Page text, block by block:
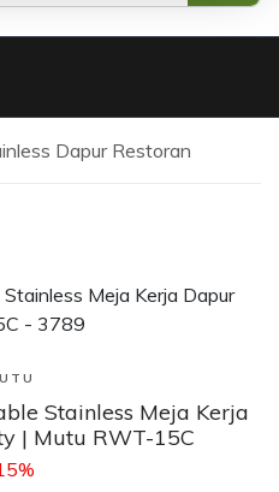
Dapur Restoran
Produk
Stainless Meja Kerja
| Mutu RWT-15C